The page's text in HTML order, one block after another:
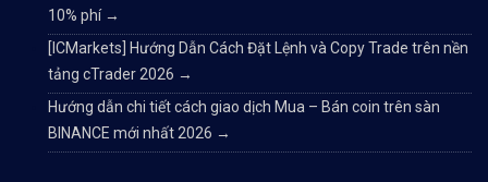
10% phí →
[ICMarkets] Hướng Dẫn Cách Đặt Lệnh và Copy Trade trên nền
tảng cTrader 2026 →
Hướng dẫn chi tiết cách giao dịch Mua – Bán coin trên sàn
BINANCE mới nhất 2026 →